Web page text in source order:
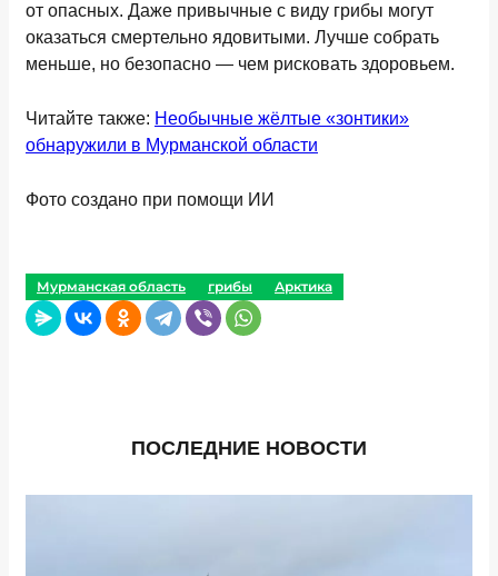
от опасных. Даже привычные с виду грибы могут
оказаться смертельно ядовитыми. Лучше собрать
меньше, но безопасно — чем рисковать здоровьем.
Читайте также: Необычные жёлтые «зонтики»
обнаружили в Мурманской области
Фото создано при помощи ИИ
Мурманская область грибы Арктика
ПОСЛЕДНИЕ НОВОСТИ